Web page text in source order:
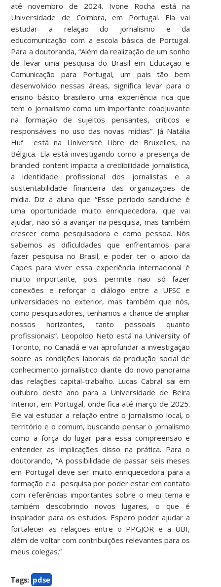
até novembro de 2024. Ivone Rocha está na
Universidade de Coimbra, em Portugal. Ela vai
estudar a relação do jornalismo e da
educomunicação com a escola básica de Portugal.
Para a doutoranda, “Além da realização de um sonho
de levar uma pesquisa do Brasil em Educação e
Comunicação para Portugal, um país tão bem
desenvolvido nessas áreas, significa levar para o
ensino básico brasileiro uma experiência rica que
tem o jornalismo como um importante coadjuvante
na formação de sujeitos pensantes, críticos e
responsáveis no uso das novas mídias”. Já Natália
Huf está na Université Libre de Bruxelles, na
Bélgica. Ela está investigando como a presença de
branded content impacta a credibilidade jornalística,
a identidade profissional dos jornalistas e a
sustentabilidade financeira das organizações de
mídia. Diz a aluna que “Esse período sanduíche é
uma oportunidade muito enriquecedora, que vai
ajudar, não só a avançar na pesquisa, mas também
crescer como pesquisadora e como pessoa. Nós
sabemos as dificuldades que enfrentamos para
fazer pesquisa no Brasil, e poder ter o apoio da
Capes para viver essa experiência internacional é
muito importante, pois permite não só fazer
conexões e reforçar o diálogo entre a UFSC e
universidades no exterior, mas também que nós,
como pesquisadores, tenhamos a chance de ampliar
nossos horizontes, tanto pessoais quanto
profissionais”. Leopoldo Neto está na University of
Toronto, no Canadá e vai aprofundar a investigação
sobre as condições laborais da produção social de
conhecimento jornalístico diante do novo panorama
das relações capital-trabalho. Lucas Cabral sai em
outubro deste ano para a Universidade de Beira
Interior, em Portugal, onde fica até março de 2025.
Ele vai estudar a relação entre o jornalismo local, o
território e o comum, buscando pensar o jornalismo
como a força do lugar para essa compreensão e
entender as implicações disso na prática. Para o
doutorando, “A possibilidade de passar seis meses
em Portugal deve ser muito enriquecedora para a
formação e a pesquisa por poder estar em contato
com referências importantes sobre o meu tema e
também descobrindo novos lugares, o que é
inspirador para os estudos. Espero poder ajudar a
fortalecer as relações entre o PPGJOR e a UBI,
além de voltar com contribuições relevantes para os
meus colegas.”
Tags: pdse